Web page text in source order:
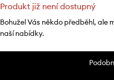
Produkt již není dostupný
Bohužel Vás někdo předběhl, ale
naší nabídky.